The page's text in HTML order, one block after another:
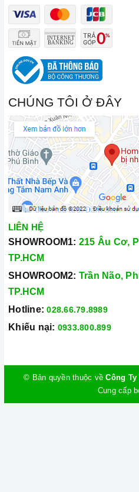
CHÚNG TÔI Ở ĐÂY
LIÊN HỆ
SHOWROOM1: 215 Âu Cơ,
TP.HCM
SHOWROOM2: Trần Não,
TP.HCM
Hotline: 028.66.79.8989
Khiếu nại: 0933.800.899
© Bản quyền thuộc vềCông Ty
Cung cấp